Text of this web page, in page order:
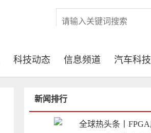
科技动态 信息频道 汽车科技
新闻排行